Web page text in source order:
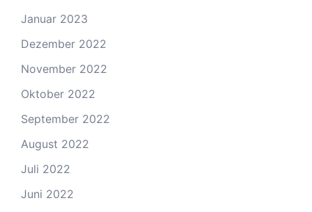
Januar 2023
Dezember 2022
November 2022
Oktober 2022
September 2022
August 2022
Juli 2022
Juni 2022